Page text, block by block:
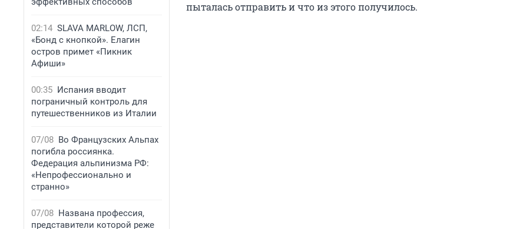
02:14 SLAVA MARLOW, ЛСП,
«Бонд с кнопкой». Елагин
остров примет «Пикник
Афиши»
00:35 Испания вводит
пограничный контроль для
путешественников из Италии
07/08 Во Французских Альпах
погибла россиянка.
Федерация альпинизма РФ:
«Непрофессионально и
странно»
07/08 Названа профессия,
представители которой реже
пыталась отправить и что из этого получилось.